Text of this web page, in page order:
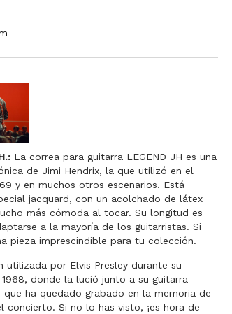
La correa para guitarra LEGEND JH es una
de Jimi Hendrix, la que utilizó en el
y en muchos otros escenarios. Está
jacquard, con un acolchado de látex
más cómoda al tocar. Su longitud es
a la mayoría de los guitarristas. Si
pieza imprescindible para tu colección.
utilizada por Elvis Presley durante su
donde la lució junto a su guitarra
que ha quedado grabado en la memoria de
Si no lo has visto, ¡es hora de